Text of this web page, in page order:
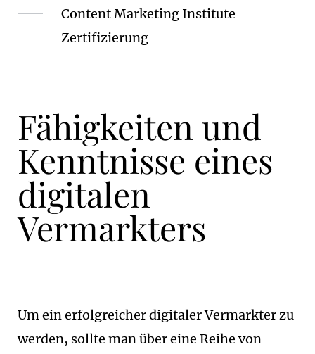
Content Marketing Institute
Zertifizierung
Fähigkeiten und
Kenntnisse eines
digitalen
Vermarkters
Um ein erfolgreicher digitaler Vermarkter zu
werden, sollte man über eine Reihe von